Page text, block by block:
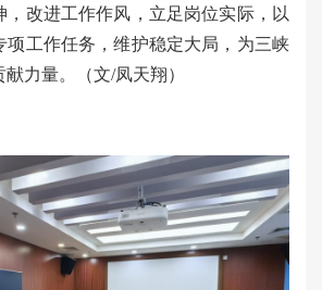
，改进工作作风，立足岗位实际，以
项工作任务，维护稳定大局，为三峡
力量。（文/凤天翔）